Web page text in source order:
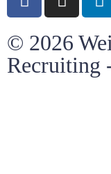
© 2026
Recruiting